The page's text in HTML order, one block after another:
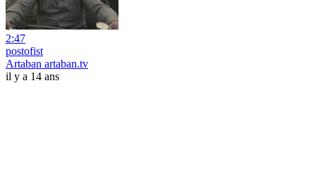
2:47
postofist
Artaban artaban.tv
il y a 14 ans